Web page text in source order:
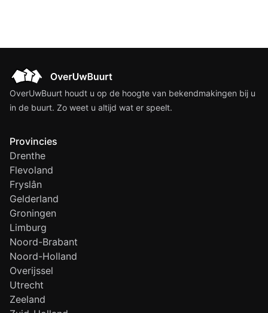
OverUwBuurt houdt u op de hoogte van bekendmakingen bij u
in de buurt. Zo weet u altijd wat er speelt.
Provincies
Drenthe
Flevoland
Fryslân
Gelderland
Groningen
Limburg
Noord-Brabant
Noord-Holland
Overijssel
Utrecht
Zeeland